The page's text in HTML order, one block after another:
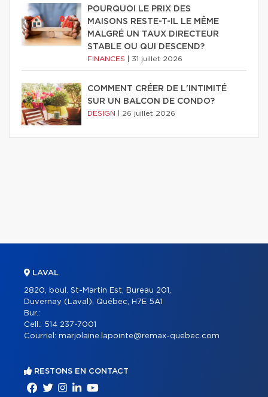
POURQUOI LE PRIX DES
MAISONS RESTE-T-IL LE MÊME
MALGRÉ UN TAUX DIRECTEUR
STABLE OU QUI DESCEND?
FINANCES 31 juillet 2026
COMMENT CRÉER DE L'INTIMITÉ
SUR UN BALCON DE CONDO?
DESIGN 26 juillet 2026
LAVAL
2820, boul. St-Martin Est, Bureau 201,
Duvernay (Laval), Québec, H7E 5A1
Bur.:
Cell.: 514 237-7001
Courriel: marjolaine.lapointe@remax-quebec.com
RESTONS EN CONTACT